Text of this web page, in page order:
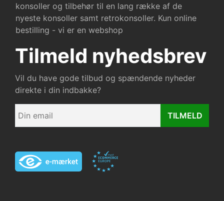
konsoller og tilbehør til en lang række af de
nyeste konsoller samt retrokonsoller. Kun online
bestilling - vi er en webshop
Tilmeld nyhedsbrev
Vil du have gode tilbud og spændende nyheder
direkte i din indbakke?
TILMELD